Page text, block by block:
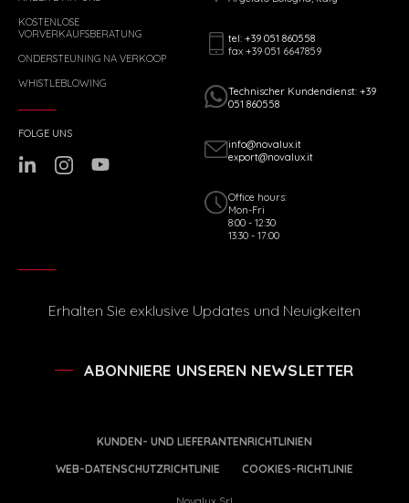
KOSTENLOSE
VORVERKAUFSBERATUNG
ONDERSTEUNING NA VERKOOP
WHISTLEBLOWING
tel: +39 051 860558
fax +39 051 6647859
Technischer Kundendienst: +39
051 860558
info@novalux.it
export@novalux.it
Office hours:
Mon-Fri
8:00 - 12:30
13:30 - 17:00
FOLGE UNS
Erhalten Sie exklusive Updates und Neuigkeiten
ABONNIERE UNSEREN NEWSLETTER
KUNDEN- UND LIEFERANTENRICHTLINIEN
WEB-DATENSCHUTZRICHTLINIE
COOKIES-RICHTLINIE